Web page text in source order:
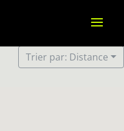
Trier par: Distance